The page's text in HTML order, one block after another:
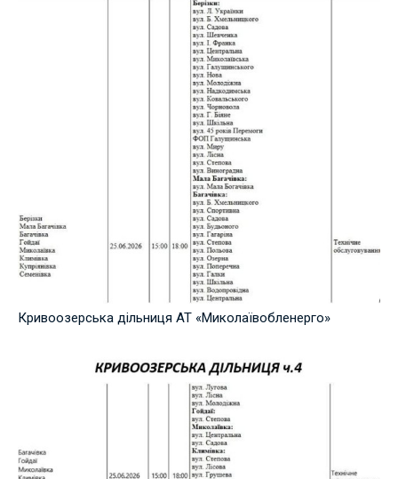
Кривоозерська дільниця АТ «Миколаївобленерго»